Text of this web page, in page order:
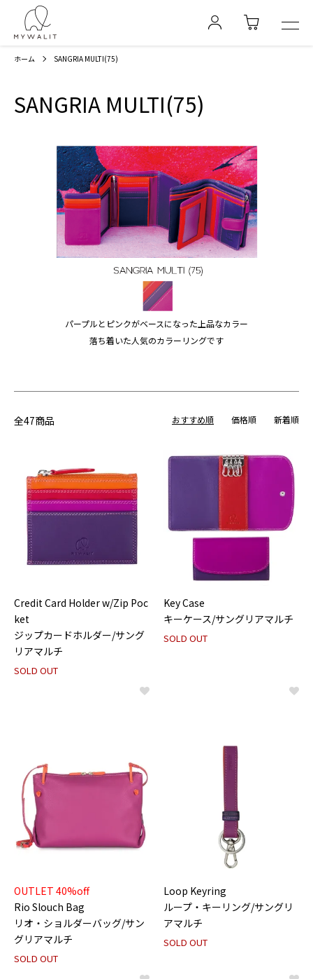
ホーム SANGRIA MULTI(75)
SANGRIA MULTI(75)
パープルとピンクがベースになった上品なカラー
落ち着いた人気のカラーリングです
全47商品 おすすめ順 価格順 新着順
Credit Card Holder w/Zip Poc
ket
ジップカードホルダー/サング
リアマルチ
SOLD OUT
Key Case
キーケース/サングリアマルチ
SOLD OUT
OUTLET 40%off
Rio Slouch Bag
リオ・ショルダーバッグ/サン
グリアマルチ
SOLD OUT
Loop Keyring
ループ・キーリング/サングリ
アマルチ
SOLD OUT